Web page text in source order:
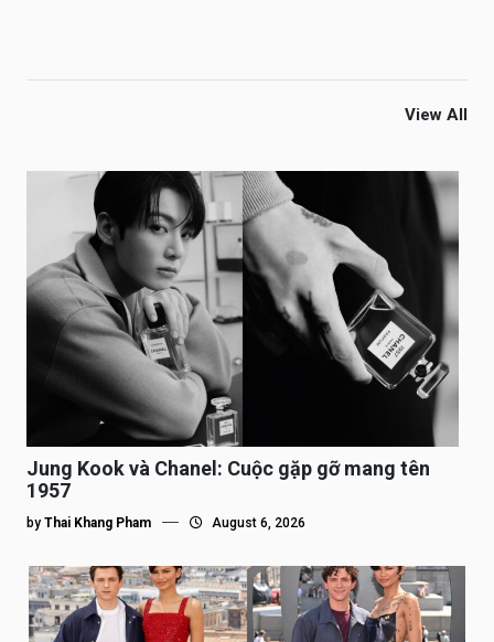
View All
Jung Kook và Chanel: Cuộc gặp gỡ mang tên
1957
by Thai Khang Pham August 6, 2026